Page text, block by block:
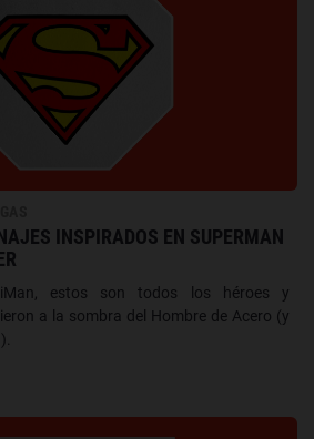
INSPIRADOS EN SUPERMAN
estos son todos los héroes y
a la sombra del Hombre de Acero (y